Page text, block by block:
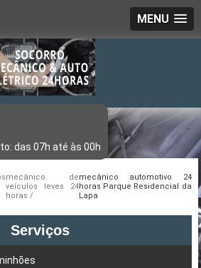
MENU
mecânico de
veículos leves 24
horas
mecânico automotivo 24
horas Parque Residencial da
Lapa
Serviços